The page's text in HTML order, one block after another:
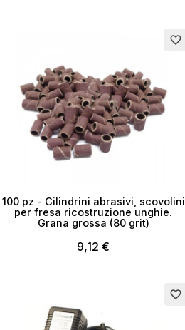
favorite_border
100 pz - Cilindrini abrasivi, scovolini
per fresa ricostruzione unghie.
Grana grossa (80 grit)
9,12 €
favorite_border